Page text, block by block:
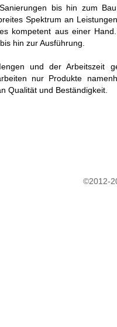
bis hin zum
Spektrum an
kompetent aus einer
hin zur Ausführung.
und der Arbeitszeit
nur Produkte
Qualität und Beständigkeit.
©2012-